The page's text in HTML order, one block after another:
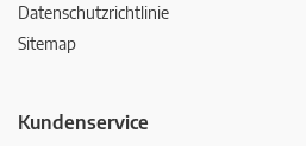
Datenschutzrichtlinie
Sitemap
Kundenservice